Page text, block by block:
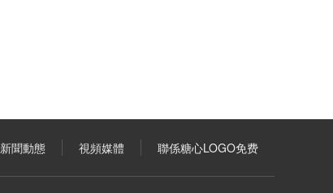
新聞動態 視頻媒體 聯係糖心LOGO免费